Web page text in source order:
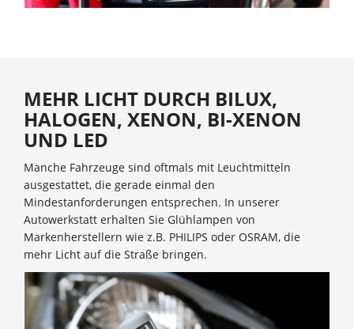
MEHR LICHT DURCH BILUX,
HALOGEN, XENON, BI-XENON
UND LED
Manche Fahrzeuge sind oftmals mit Leuchtmitteln
ausgestattet, die gerade einmal den
Mindestanforderungen entsprechen. In unserer
Autowerkstatt erhalten Sie Glühlampen von
Markenherstellern wie z.B. PHILIPS oder OSRAM, die
mehr Licht auf die Straße bringen.